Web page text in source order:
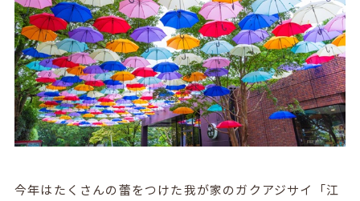
今年はたくさんの蕾をつけた我が家のガクアジサイ「江